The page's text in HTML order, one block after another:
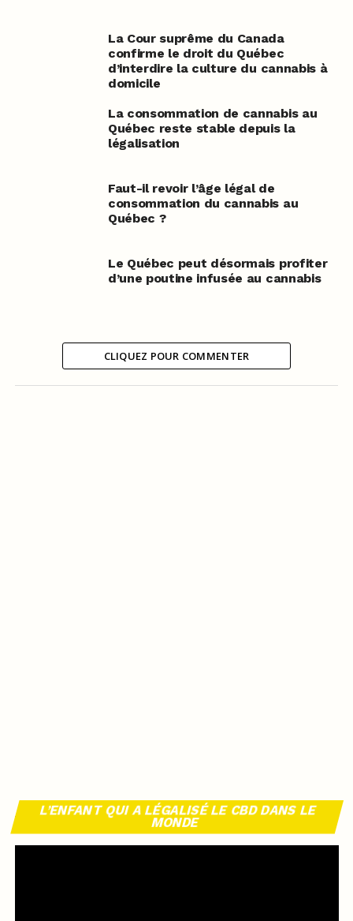
La Cour suprême du Canada
confirme le droit du Québec
d’interdire la culture du cannabis à
domicile
La consommation de cannabis au
Québec reste stable depuis la
légalisation
Faut-il revoir l’âge légal de
consommation du cannabis au
Québec ?
Le Québec peut désormais profiter
d’une poutine infusée au cannabis
CLIQUEZ POUR COMMENTER
L’ENFANT QUI A LÉGALISÉ LE CBD DANS LE
MONDE